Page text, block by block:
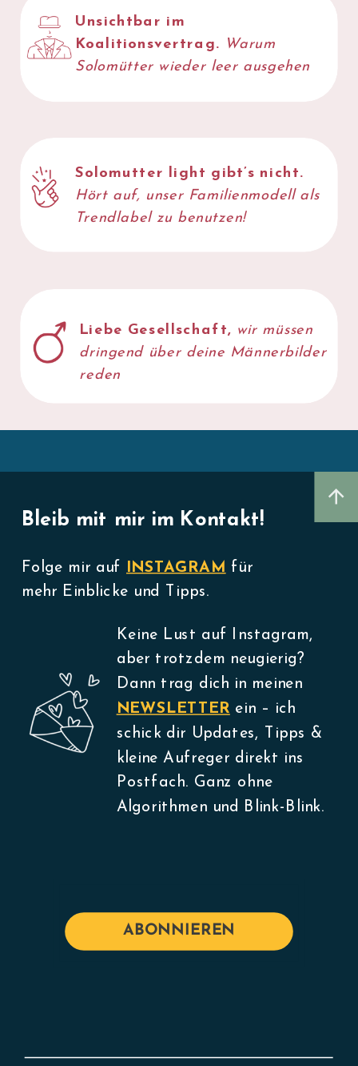
JETZT
LESEN
Unsichtbar im
Koalitionsvertrag.
Warum
Solomütter wieder leer ausgehen
Liebe Gesellschaft, wir müssen
dringend über deine Männerbilder
reden
Solomutter light gibt’s nicht.
Hört auf, unser Familienmodell als
Trendlabel zu benutzen!
Bleib mit mir im Kontakt!
Keine Lust auf Instagram,
aber trotzdem neugierig?
Dann trag dich in meinen
NEWSLETTER ein – ich
schick dir Updates, Tipps &
kleine Aufreger direkt ins
Postfach. Ganz ohne
Algorithmen und Blink-Blink.
Folge mir auf INSTAGRAM für
mehr Einblicke und Tipps.